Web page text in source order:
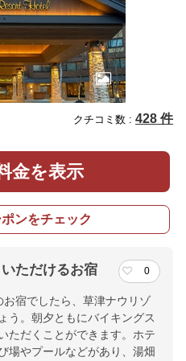
クチコミ数 : 428 件
金を表示
ンをチェック
ただけるお宿 0
お宿でしたら、草津ナウリゾ
う。朝夕ともにバイキングス
ただくことができます。ホテ
場やプールなどがあり、湯畑